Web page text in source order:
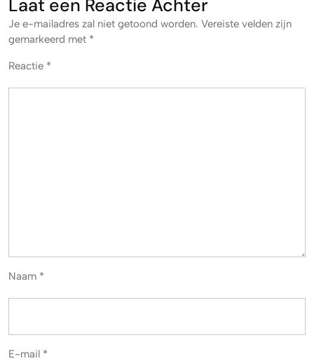
Laat een Reactie Achter
Je e-mailadres zal niet getoond worden. Vereiste velden zijn
gemarkeerd met *
Reactie *
Naam *
E-mail *